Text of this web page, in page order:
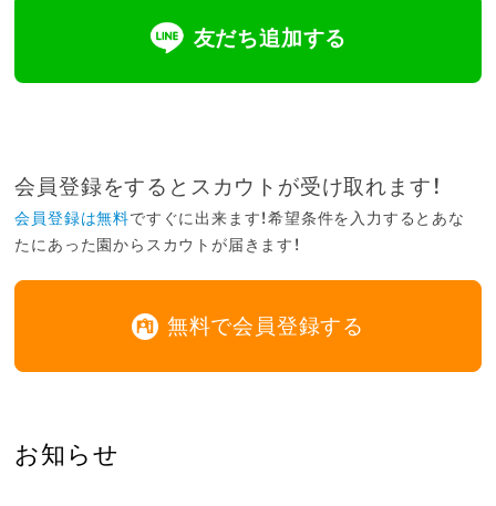
友だち追加する
会員登録をするとスカウトが受け取れます！
会員登録は無料ですぐに出来ます！希望条件を入力するとあな
たにあった園からスカウトが届きます！
無料で会員登録する
お知らせ